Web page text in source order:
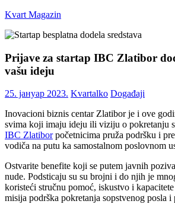
Skip
content
Kvart Magazin
click
vas!
Prijave za startap IBC Zlatibor
vašu ideju
25. јануар 2023. Kvartalko Događaji
Inovacioni biznis centar Zlatibor je i ove
svima koji imaju ideju ili viziju o pokretanju
IBC Zlatiborpočetnicima pruža podršku i
vodiča na putu ka samostalnom poslovnom
Ostvarite benefite koji se putem javnih
nude. Podsticaju su su brojni i do njih je
koristeći stručnu pomoć, iskustvo i
misija podrška pokretanja sopstvenog posla